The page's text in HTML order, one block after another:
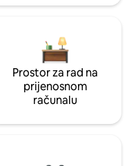
Prostor za rad na
prijenosnom
računalu